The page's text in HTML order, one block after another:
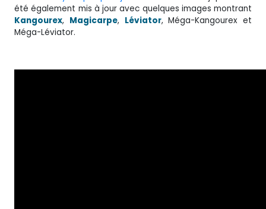
été également mis à jour avec quelques images montrant
Kangourex, Magicarpe, Léviator, Méga-Kangourex et
Méga-Léviator.